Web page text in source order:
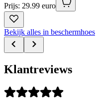
Prijs: 29.99 euro
Bekijk alles in beschermhoes
Klantreviews